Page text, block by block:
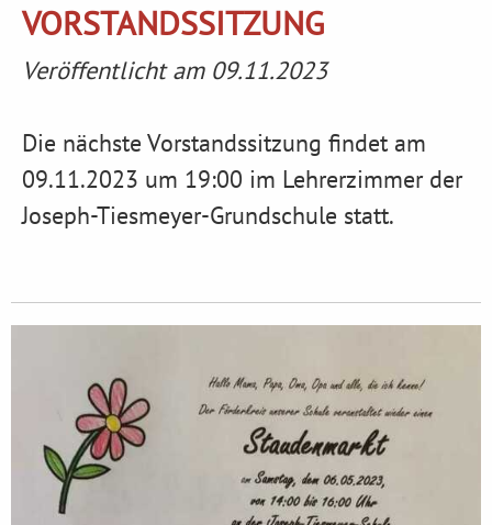
VORSTANDSSITZUNG
Veröffentlicht am 09.11.2023
Die nächste Vorstandssitzung findet am
09.11.2023 um 19:00 im Lehrerzimmer der
Joseph-Tiesmeyer-Grundschule statt.